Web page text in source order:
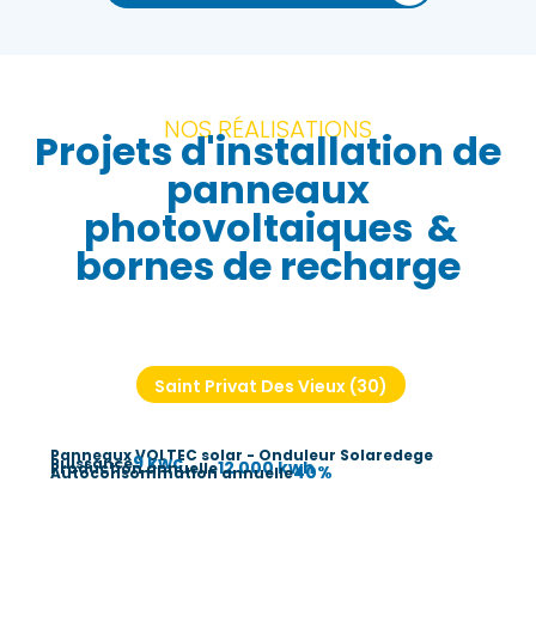
NOS RÉALISATIONS
Projets d'installation de
panneaux
photovoltaiques &
bornes de recharge
Saint Privat Des Vieux (30)
Panneaux VOLTEC solar - Onduleur Solaredege
Puissance9 kwc
Production annuelle12 000 kwh
Autoconsommation annuelle40%